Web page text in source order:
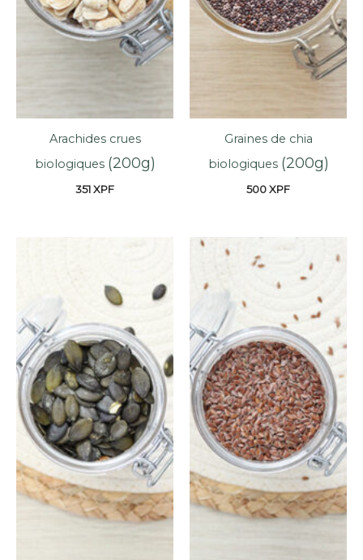
Arachides crues
biologiques (200g)
351XPF
Graines de chia
biologiques (200g)
500XPF